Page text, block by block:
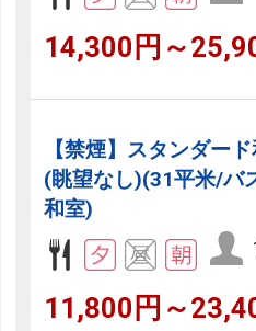
14,300円～
【禁煙】スタンダー
(眺望なし)(31平米/バ
和室)
11,800円～